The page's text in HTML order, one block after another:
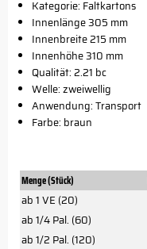
Kategorie: Faltkartons
Innenlänge 305 mm
Innenbreite 215 mm
Innenhöhe 310 mm
Qualität: 2.21 bc
Welle: zweiwellig
Anwendung: Transport
Farbe: braun
Menge (Stück)
ab 1 VE (20)
ab 1/4 Pal. (60)
ab 1/2 Pal. (120)